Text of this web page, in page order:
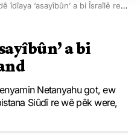
îdîaya ‘asayîbûn’ a bi Îsraîlê re derewand
a bi
Netanyahu got, ew
Siûdî re wê pêk were,